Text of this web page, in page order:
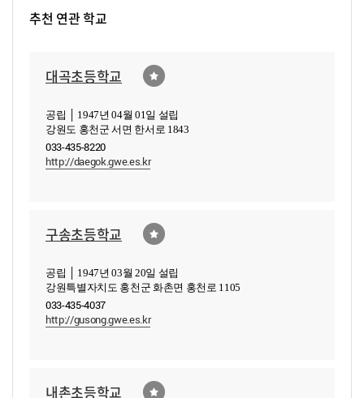
추천 연관 학교
대곡초등학교
공립 │ 1947년 04월 01일 설립
강원도 홍천군 서면 한서로 1843
033-435-8220
http://daegok.gwe.es.kr
구송초등학교
공립 │ 1947년 03월 20일 설립
강원특별자치도 홍천군 화촌면 홍천로 1105
033-435-4037
http://gusong.gwe.es.kr
내촌초등학교